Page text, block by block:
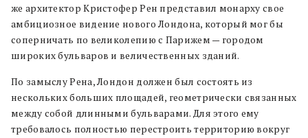
же архитектор Кристофер Рен представил монарху свое
амбициозное видение нового Лондона, который мог бы
соперничать по великолепию с Парижем — городом
широких бульваров и величественных зданий.
По замыслу Рена, Лондон должен был состоять из
нескольких больших площадей, геометрически связанных
между собой длинными бульварами. Для этого ему
требовалось полностью перестроить территорию вокруг